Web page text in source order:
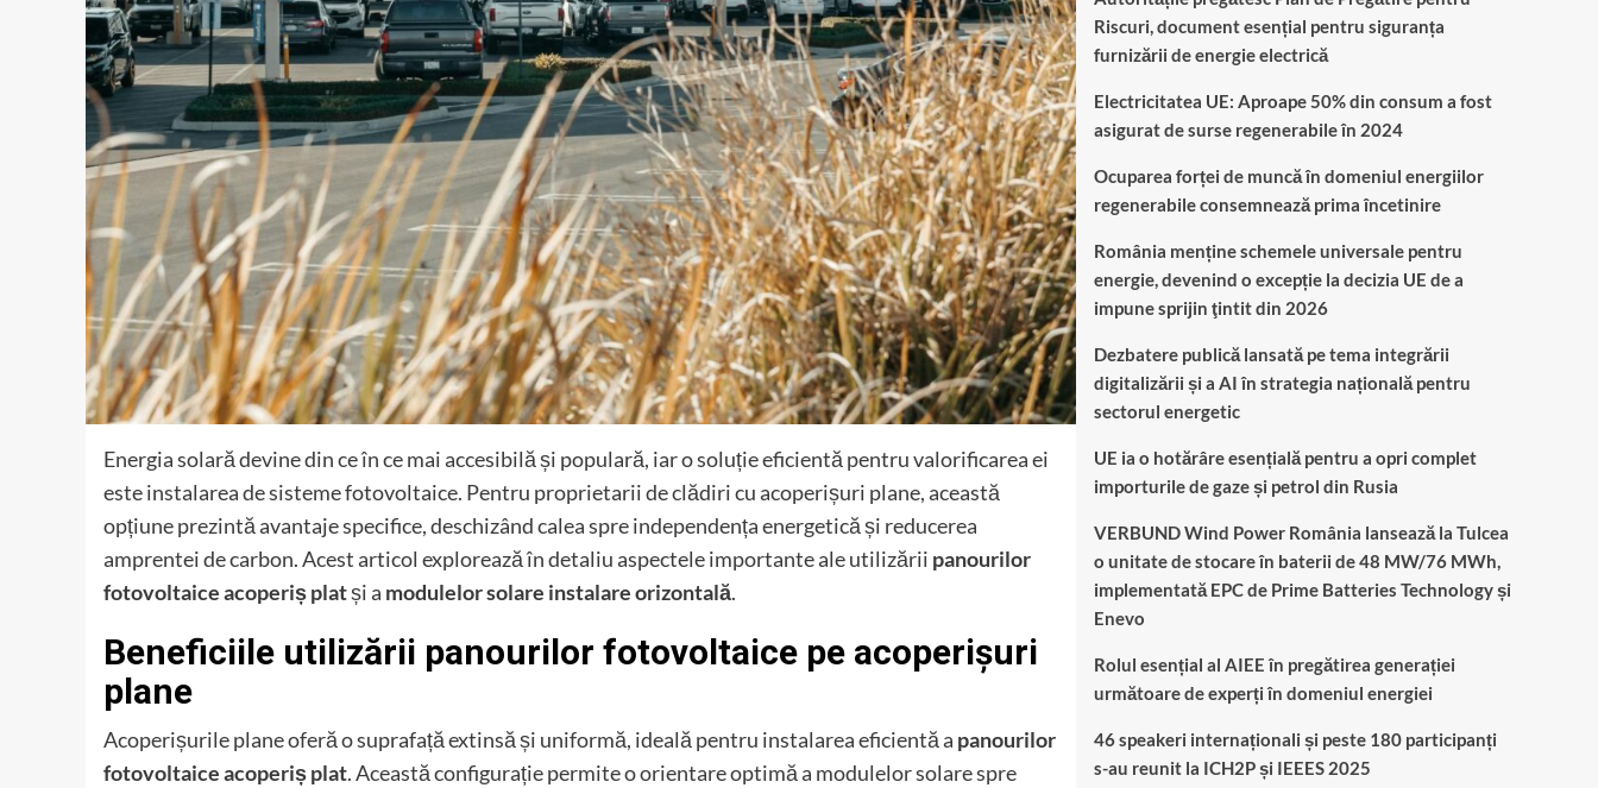
Energia solară devine din ce în ce mai accesibilă și populară, iar o soluție eficientă pentru valorificarea ei
este instalarea de sisteme fotovoltaice. Pentru proprietarii de clădiri cu acoperișuri plane, această
opțiune prezintă avantaje specifice, deschizând calea spre independența energetică și reducerea
amprentei de carbon. Acest articol explorează în detaliu aspectele importante ale utilizării panourilor
fotovoltaice acoperiș platși a modulelor solare instalare orizontală.
Beneficiile utilizării panourilor fotovoltaice pe acoperișuri
plane
Acoperișurile plane oferă o suprafață extinsă și uniformă, ideală pentru instalarea eficientă a panourilor
fotovoltaice acoperiș plat. Această configurație permite o orientare optimă a modulelor solare spre
Riscuri, document esențial pentru siguranța
furnizării de energie electrică
Electricitatea UE: Aproape 50% din consum a fost
asigurat de surse regenerabile în 2024
Ocuparea forței de muncă în domeniul energiilor
regenerabile consemnează prima încetinire
România menține schemele universale pentru
energie, devenind o excepție la decizia UE de a
impune sprijin ţintit din 2026
Dezbatere publică lansată pe tema integrării
digitalizării și a AI în strategia națională pentru
sectorul energetic
UE ia o hotărâre esențială pentru a opri complet
importurile de gaze și petrol din Rusia
VERBUND Wind Power România lansează la Tulcea
o unitate de stocare în baterii de 48 MW/76 MWh,
implementată EPC de Prime Batteries Technology și
Enevo
Rolul esențial al AIEE în pregătirea generației
următoare de experți în domeniul energiei
46 speakeri internaționali și peste 180 participanți
s-au reunit la ICH2P și IEEES 2025